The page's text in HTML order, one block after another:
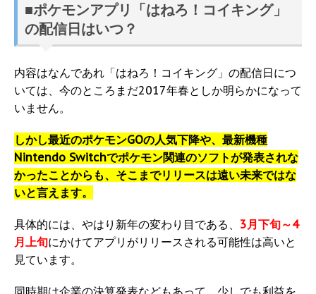
■ポケモンアプリ「はねろ！コイキング」
の配信日はいつ？
内容はなんであれ「はねろ！コイキング」の配信日につ
いては、今のところまだ2017年春としか明らかになって
いません。
しかし最近のポケモンGOの人気下降や、最新機種
Nintendo Switchでポケモン関連のソフトが発表されな
かったことからも、そこまでリリースは遠い未来ではな
いと言えます。
具体的には、やはり新年の変わり目である、 3月下旬～4
月上旬にかけてアプリがリリースされる可能性は高いと
見ています。